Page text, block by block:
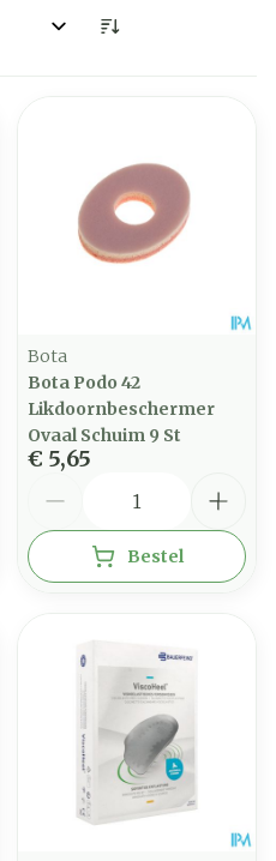
Bota
Bota Podo 42
Likdoornbeschermer
Ovaal Schuim 9 St
€ 5,65
Bestel